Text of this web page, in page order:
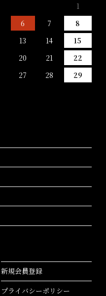
1
6 7
8
13 14
15
20 21
22
27 28
29
新規会員登録
プライバシーポリシー